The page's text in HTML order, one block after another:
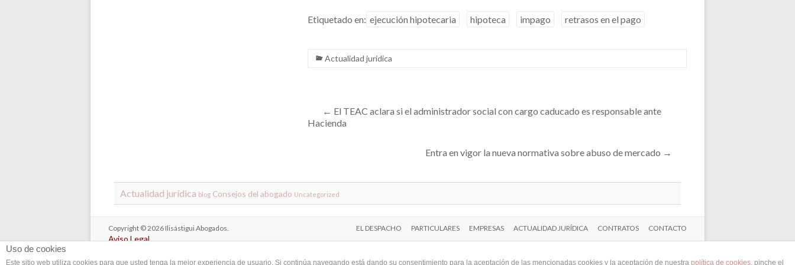
Etiquetado en: ejecución hipotecaria hipoteca impago retrasos en el pago
Actualidad jurídica
← El TEAC aclara si el administrador social con cargo caducado es responsable ante
Hacienda
Entra en vigor la nueva normativa sobre abuso de mercado →
Actualidad jurídica blog Consejos del abogado Uncategorized
Copyright © 2026 Ilisástigui Abogados. EL DESPACHO PARTICULARES EMPRESAS ACTUALIDAD JURÍDICA CONTRATOS CONTACTO
Aviso Legal
Cookies
Uso de cookies
Este sitio web utiliza cookies para que usted tenga la mejor experiencia de usuario. Si continúa navegando está dando su consentimiento para la aceptación de las mencionadas cookies y la aceptación de nuestra política de cookies, pinche el